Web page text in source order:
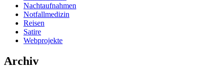
Nachtaufnahmen
Notfallmedizin
Reisen
Satire
Webprojekte
Archiv